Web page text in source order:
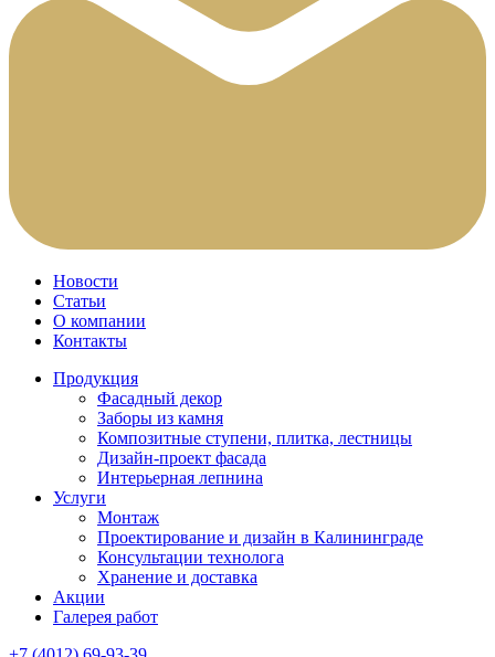
Новости
Статьи
О компании
Контакты
Продукция
Фасадный декор
Заборы из камня
Композитные ступени, плитка, лестницы
Дизайн-проект фасада
Интерьерная лепнина
Услуги
Монтаж
Проектирование и дизайн в Калининграде
Консультации технолога
Хранение и доставка
Акции
Галерея работ